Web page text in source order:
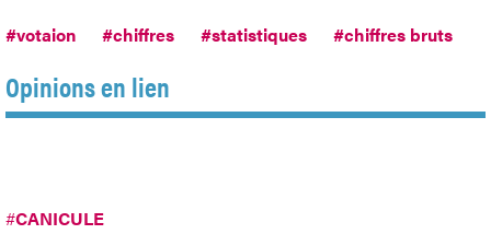
#votaion
#chiffres #statistiques #chiffres bruts
Opinions en lien
#CANICULE